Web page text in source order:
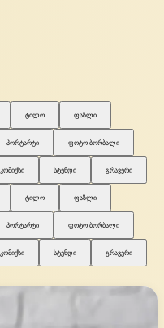
ტილო ფაზლი
პორტარტი ფოტო ბორბალი
კომიქსი სტენდი გრავერი
ტილო ფაზლი
პორტარტი ფოტო ბორბალი
კომიქსი სტენდი გრავერი